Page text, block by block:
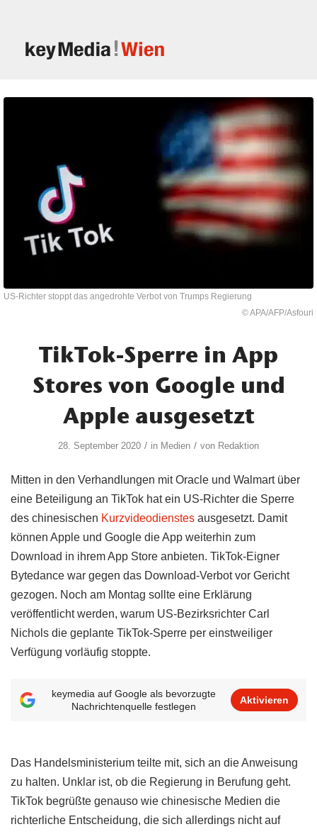
US-Richter stoppt das angedrohte Verbot von Trumps Regierung
© APA/AFP/Asfouri
TikTok-Sperre in App
Stores von Google und
Apple ausgesetzt
28. September 2020 / in Medien / von Redaktion
Mitten in den Verhandlungen mit Oracle und Walmart über
eine Beteiligung an TikTok hat ein US-Richter die Sperre
des chinesischen Kurzvideodienstes ausgesetzt. Damit
können Apple und Google die App weiterhin zum
Download in ihrem App Store anbieten. TikTok-Eigner
Bytedance war gegen das Download-Verbot vor Gericht
gezogen. Noch am Montag sollte eine Erklärung
veröffentlicht werden, warum US-Bezirksrichter Carl
Nichols die geplante TikTok-Sperre per einstweiliger
Verfügung vorläufig stoppte.
keymedia auf Google als bevorzugte
Nachrichtenquelle festlegen
Aktivieren
Das Handelsministerium teilte mit, sich an die Anweisung
zu halten. Unklar ist, ob die Regierung in Berufung geht.
TikTok begrüßte genauso wie chinesische Medien die
richterliche Entscheidung, die sich allerdings nicht auf